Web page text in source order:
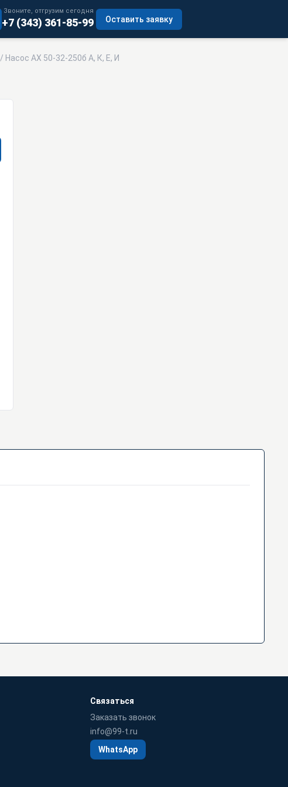
Звоните, отгрузим сегодня
+7 (343) 361-85-99 Оставить заявку
/ Насос АХ 50-32-250б А, К, Е, И
Связаться
Заказать звонок
info@99-t.ru
WhatsApp